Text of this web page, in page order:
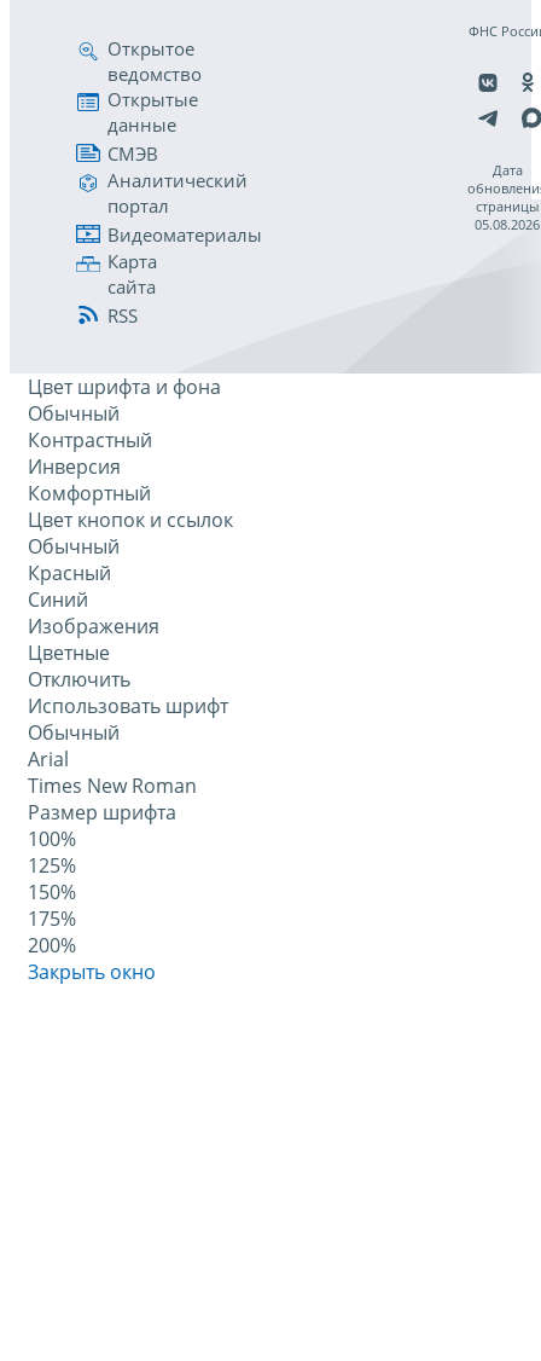
Открытое
ведомство
Открытые
данные
СМЭВ
Аналитический
портал
Видеоматериалы
Карта
сайта
RSS
ФНС
Дата
страницы
05.08.2026
Цвет шрифта и фона
Обычный
Контрастный
Инверсия
Комфортный
Цвет кнопок и ссылок
Обычный
Красный
Синий
Изображения
Цветные
Отключить
Использовать шрифт
Обычный
Arial
Times New Roman
Размер шрифта
100%
125%
150%
175%
200%
Закрыть окно